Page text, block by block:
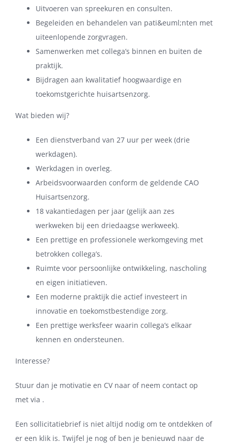
Uitvoeren van spreekuren en consulten.
Begeleiden en behandelen van pati&euml;nten met
uiteenlopende zorgvragen.
Samenwerken met collega’s binnen en buiten de
praktijk.
Bijdragen aan kwalitatief hoogwaardige en
toekomstgerichte huisartsenzorg.
Wat bieden wij?
Een dienstverband van 27 uur per week (drie
werkdagen).
Werkdagen in overleg.
Arbeidsvoorwaarden conform de geldende CAO
Huisartsenzorg.
18 vakantiedagen per jaar (gelijk aan zes
werkweken bij een driedaagse werkweek).
Een prettige en professionele werkomgeving met
betrokken collega’s.
Ruimte voor persoonlijke ontwikkeling, nascholing
en eigen initiatieven.
Een moderne praktijk die actief investeert in
innovatie en toekomstbestendige zorg.
Een prettige werksfeer waarin collega’s elkaar
kennen en ondersteunen.
Interesse?
Stuur dan je motivatie en CV naar of neem contact op
met via .
Een sollicitatiebrief is niet altijd nodig om te ontdekken of
er een klik is. Twijfel je nog of ben je benieuwd naar de